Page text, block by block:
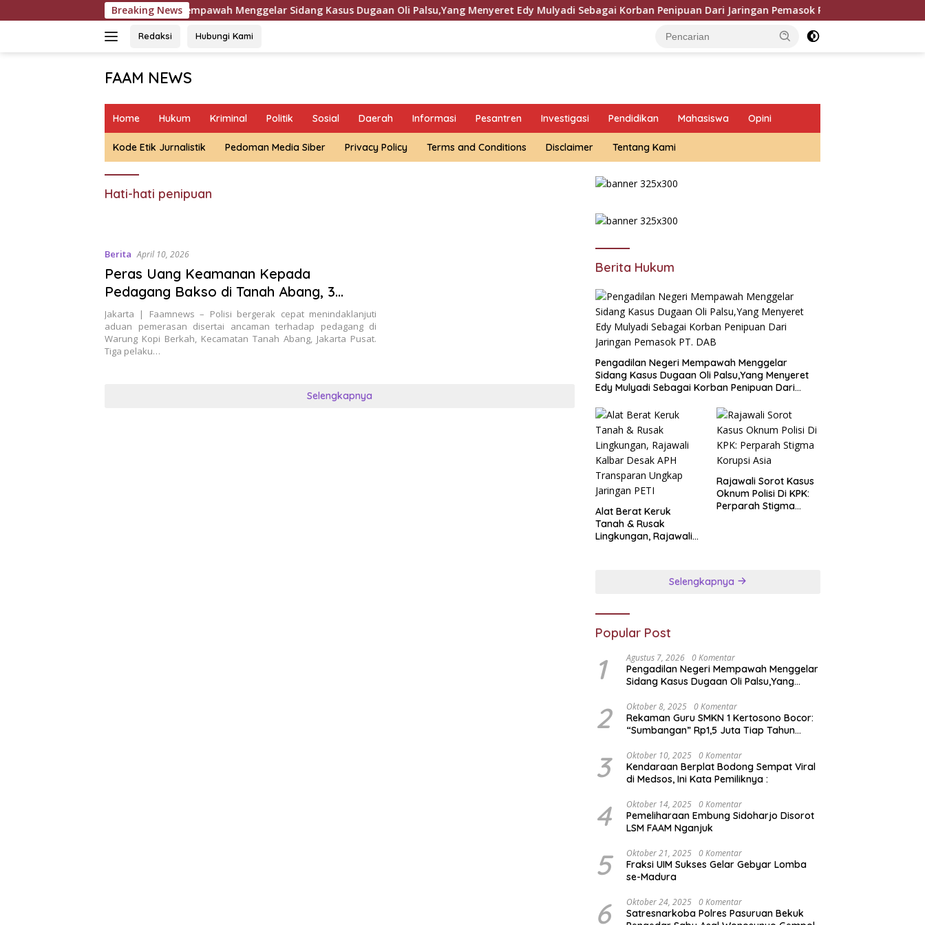
ke
Breaking News
Pengadilan Negeri Mempawah Menggelar Sidang Kasus Dugaan Oli Palsu,Yang Menyeret Edy Mulyadi Sebagai Korban Penipuan Dari Jaringan Pemasok PT. DAB
Redaksi Hubungi Kami
FAAM NEWS
Fakta,
Aspirasi
Home Hukum Kriminal Politik Sosial Daerah Informasi Pesantren Investigasi Pendidikan Mahasiswa Opini
Kode Etik Jurnalistik Pedoman Media Siber Privacy Policy Terms and Conditions Disclaimer Tentang Kami
Hati-hati penipuan
Berita April 10, 2026
Peras Uang Keamanan Kepada
Pedagang Bakso di Tanah Abang, 3
Pelaku Ditangkap
Jakarta | Faamnews – Polisi bergerak cepat menindaklanjuti
aduan pemerasan disertai ancaman terhadap pedagang di
Warung Kopi Berkah, Kecamatan Tanah Abang, Jakarta Pusat.
Tiga pelaku…
Selengkapnya
Berita Hukum
Pengadilan Negeri Mempawah Menggelar
Sidang Kasus Dugaan Oli Palsu,Yang Menyeret
Edy Mulyadi Sebagai Korban Penipuan Dari
Alat Berat Keruk
Tanah & Rusak
Lingkungan, Rajawali
Rajawali Sorot Kasus
Oknum Polisi Di KPK:
Perparah Stigma
Selengkapnya
Popular Post
1 Agustus 7, 2026 0 Komentar
Pengadilan Negeri Mempawah Menggelar
Sidang Kasus Dugaan Oli Palsu,Yang
Penipuan Dari Jaringan Pemasok PT. DAB
2 Oktober 8, 2025 0 Komentar
Rekaman Guru SMKN 1 Kertosono Bocor:
“Sumbangan” Rp1,5 Juta Tiap Tahun
Pungli di Jatim Dipertanyakan
3 Oktober 10, 2025 0 Komentar
Kendaraan Berplat Bodong Sempat Viral
di Medsos, Ini Kata Pemiliknya :
4 Oktober 14, 2025 0 Komentar
Pemeliharaan Embung Sidoharjo Disorot
LSM FAAM Nganjuk
5 Oktober 21, 2025 0 Komentar
Fraksi UIM Sukses Gelar Gebyar Lomba
se-Madura
6 Oktober 24, 2025 0 Komentar
Satresnarkoba Polres Pasuruan Bekuk